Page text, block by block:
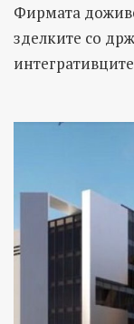
Фирмата
зделките со
интегративците